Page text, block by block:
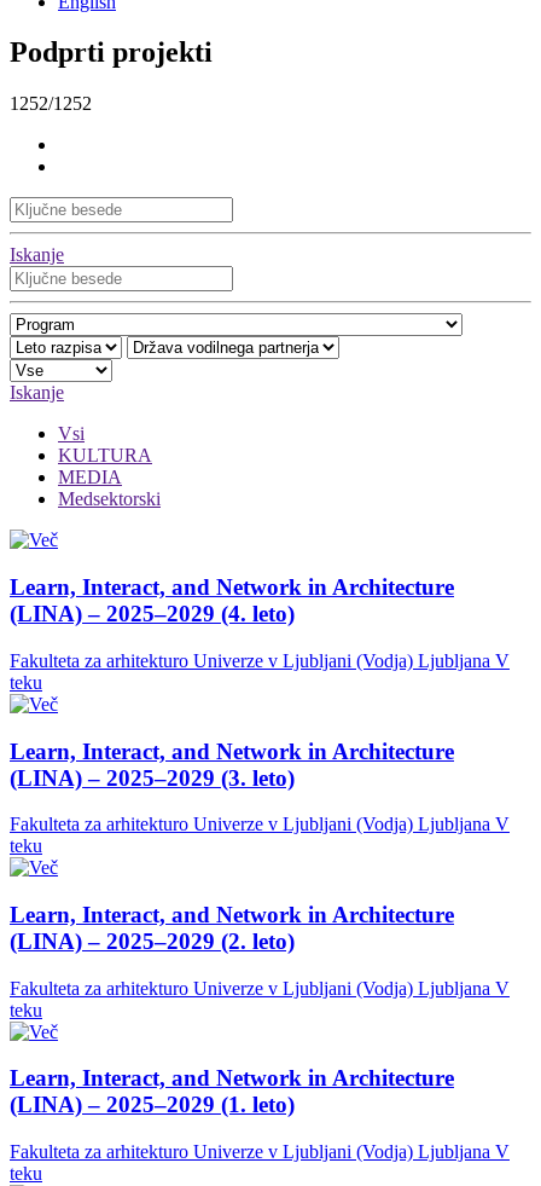
Podprti projekti
1252/1252
Iskanje
Iskanje
Vsi
KULTURA
MEDIA
Medsektorski
Learn, Interact, and Network in Architecture
(LINA) – 2025–2029 (4. leto)
Fakulteta za arhitekturo Univerze v Ljubljani (Vodja) Ljubljana V
teku
Learn, Interact, and Network in Architecture
(LINA) – 2025–2029 (3. leto)
Fakulteta za arhitekturo Univerze v Ljubljani (Vodja) Ljubljana V
teku
Learn, Interact, and Network in Architecture
(LINA) – 2025–2029 (2. leto)
Fakulteta za arhitekturo Univerze v Ljubljani (Vodja) Ljubljana V
teku
Learn, Interact, and Network in Architecture
(LINA) – 2025–2029 (1. leto)
Fakulteta za arhitekturo Univerze v Ljubljani (Vodja) Ljubljana V
teku